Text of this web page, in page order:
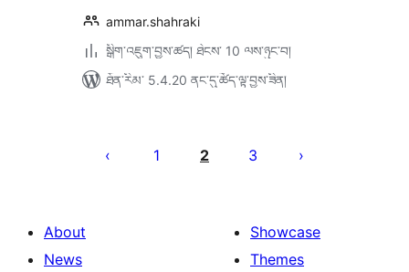
ammar.shahraki
སྒྲིག་འཇུག་བྱས་ཚད། ཐེངས་ 10 ལས་ཉུང་བ།
ཐོན་རིམ་ 5.4.20 ནང་དུ་ཚོད་ལྟ་བྱས་ཟིན།
pagination
1 2 3
About
News
Showcase
Themes